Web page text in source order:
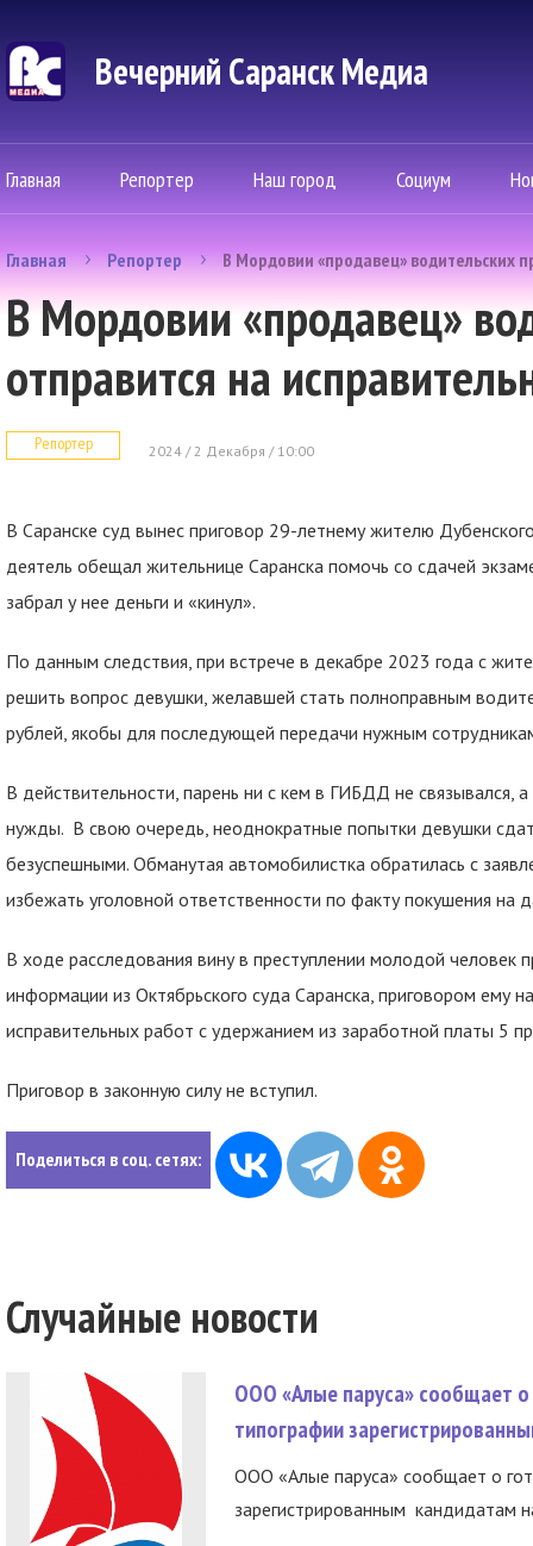
Вечерний Саранск Mедиа
Главная Репортер Наш город Социум
Главная Репортер В Мордовии «продавец» водительских
В Мордовии «продавец»
отправится на
Репортер 2024 / 2 Декабря / 10:00
В Саранске суд вынес приговор 29-летнему жителю
деятель обещал жительнице Саранска помочь со сдачей
забрал у нее деньги и «кинул».
По данным следствия, при встрече в декабре 2023 года с
решить вопрос девушки, желавшей стать полноправным
рублей, якобы для последующей передачи нужным
В действительности, парень ни с кем в ГИБДД не связывался,
нужды. В свою очередь, неоднократные попытки девушки
безуспешными. Обманутая автомобилистка обратилась с
избежать уголовной ответственности по факту покушения на
В ходе расследования вину в преступлении молодой человек
информации из Октябрьского суда Саранска, приговором ему
исправительных работ с удержанием из заработной платы 5
Приговор в законную силу не вступил.
Поделиться в соц. сетях:
Случайные новости
ООО «Алые паруса» сообщает о
типографии
ООО «Алые паруса» сообщает о
зарегистрированным кандидатам